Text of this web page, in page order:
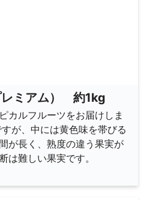
レミアム） 約1kg
カルフルーツをお届けしま
が、中には黄色味を帯びる
が長く、熟度の違う果実が
は難しい果実です。